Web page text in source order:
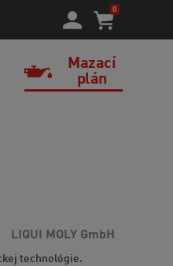
0
Mazací
plán
LIQUI MOLY GmbH
technológie.